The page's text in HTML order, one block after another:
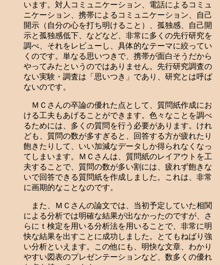
います。対人コミュニケーション、電話によるコミュ
ニケーション、携帯によるコミュニケーション、自己
開示（自分の心を打ち明けること）、孤独感、自己開
示と孤独感低下、などなど、非常に多くの先行研究を
調べ、それをレビューし、具体的なテーマに絞ってい
くのです。単なる思いつきで、携帯が面白そうだから
やってみたというのではありません。先行研究調査の
ない実験・調査は「思いつき」であり、研究とは呼ば
ないのです。
ＭＣさんの卒論の優れた点として、質問紙作成にお
ける工夫もあげることができます。色々なことを調べ
るためには、多くの質問を行う必要があります。けれ
ども、質問の数が多すぎると、回答する方が疲れたり
飽きたりして、いい加減なデータしか得られなくなっ
てしまいます。ＭＣさんは、質問紙のレイアウトを工
夫することで、質問の数が多い割には、疲れず飽きな
いで回答できる質問紙を作成しました。これは、非常
に画期的なことなのです。
また、ＭＣさんの論文では、当初予定していた相関
による分析では明確な結果が出なかったのですが、さ
らにｔ検定を用いる分析法を用いることで、非常に明
快な結果を出すことに成功しました。とてもねばり強
い分析といえます。この他にも、明快な文章、わかり
やすい図表のプレゼンテーションなど、数多くの優れ